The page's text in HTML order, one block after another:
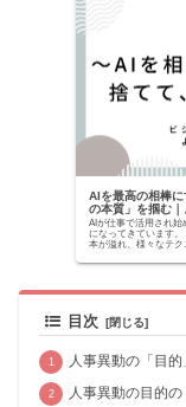
AIを最高の相棒
の本質」を掴む
AIが仕事で活用され始
になってきています
本が溢れ、様々なテ
目次
人事異動の「目的
人事異動の目的の